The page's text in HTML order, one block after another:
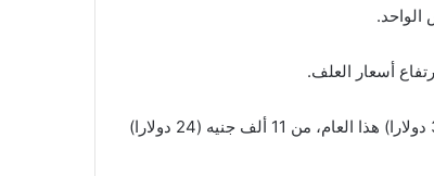
أسعار العلف.
وقال الجراري إن سعر جوال العلف (50 كغم) ارتفع إلى 17 ألف جنيه (37 دولارا) هذا العام، من 11 ألف جنيه (24 دولارا)